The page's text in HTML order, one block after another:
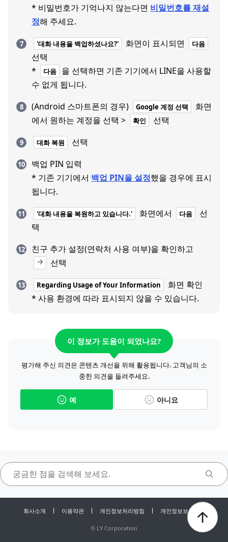
* 비밀번호가 기억나지 않는다면 비밀번호를 재설
정해 주세요.
'대화 내용을 백업하셨나요?' 화면이 표시되면 다음
선택
*
다음
을 선택하면 기존 기기에서 LINE을 사용할
수 없게 됩니다.
(Android 스마트폰의 경우)
Google 계정 선택
화면
에서 원하는 계정을 선택 >
확인 선택
대화 복원
선택
백업 PIN 입력
* 기존 기기에서 백업 PIN을 설정했을 경우에 표시
됩니다.
'대화 내용을 복원하고 있습니다.' 화면에서 다음
선
택
친구 추가 설정(연락처 사용 여부)을 확인하고
선택
Regarding Usage of Your Information
화면 확인
* 사용 환경에 따라 표시되지 않을 수 있습니다.
이 정보가 도움이 되었나요?
평가해 주신 의견은 콘텐츠 개선을 위해 활용됩니다. 고객님의 소
중한 의견을 들려주세요.
예 아니요
회사소개 이용약관 개인정보처리방침 개인정보보호센터
© LY Corporation